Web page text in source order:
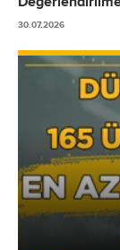
30.07.2026